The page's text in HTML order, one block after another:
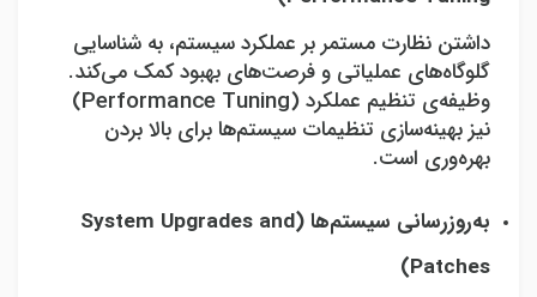
داشتن نظارت مستمر بر عملکرد سیستم، به شناسایی
گلوگاه‌های عملیاتی و فرصت‌های بهبود کمک می‌کند.
وظیفه‌ی تنظیم عملکرد (Performance Tuning
)
نیز بهینه‌سازی تنظیمات سیستم‌ها برای بالا بردن
بهره‌وری است.
به‌روزرسانی سیستم‌ها (System Upgrades and
Patches
)